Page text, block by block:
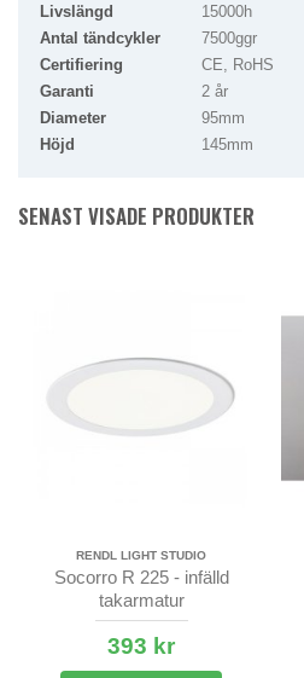
Livslängd
15000h
Antal tändcykler
7500ggr
Certifiering
CE, RoHS
Garanti
2 år
Diameter
95mm
Höjd
145mm
SENAST VISADE PRODUKTER
RENDL LIGHT STUDIO
Socorro R 225 - infälld
takarmatur
393 kr